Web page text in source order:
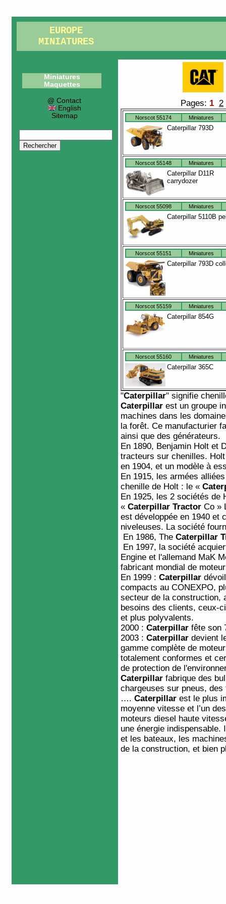
EUROPE
MINIATURES
Miniatures
Maquettes
@ Contact
English
Sitemap
Pages: 1 2
Norscot 55174 Miniatures
Caterpillar 793D
Norscot 55148 Miniatures
Caterpillar D11R
carrydozer
Norscot 55098 Miniatures
Caterpillar 5110B
Norscot 55151 Miniatures
Caterpillar 793D
Norscot 55159 Miniatures
Caterpillar 854G
Norscot 55160 Miniatures
Caterpillar 365C
"Caterpillar" signifie
Caterpillarest un groupe
machines dans les
la forêt. Ce manufacturier
ainsi que des générateurs.
En 1890, Benjamin Holt et
tracteurs sur chenilles.
en 1904, et un modèle à
En 1915, les armées
chenille de Holt : le «
En 1925, les 2 sociétés de
« Caterpillar TractorCo »
est développée en 1940 et
niveleuses. La société
En 1986, The Caterpillar
En 1997, la société
Engine et l'allemand MaK
fabricant mondial de
En 1999 : Caterpillar
compacts au CONEXPO,
secteur de la construction,
besoins des clients, ceux-
et plus polyvalents.
2000 : Caterpillarfête son
2003 : Caterpillardevient
gamme complète de
totalement conformes et
de protection de
Caterpillarfabrique des
chargeuses sur pneus, des
…. Caterpillarest le plus
moyenne vitesse et l’un
moteurs diesel haute
une énergie
et les bateaux, les
de la construction, et bien